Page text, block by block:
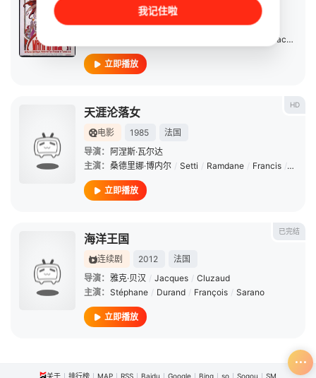
1971
法国
导演：让·洛林
Jacques
立即播放
HD
天涯沦落女
电影 1985
法国
导演： 阿涅斯·瓦尔达
主演： 桑德里娜·博内尔 / Setti / Ramdane / Francis /
立即播放
已完结
海洋王国
连续剧 2012
法国
导演： 雅克·贝汉 / Jacques / Cluzaud
主演： Stéphane / Durand / François / Sarano
立即播放
关于 排行榜 MAP RSS Baidu Google Bing so Sogou SM
我记住啦